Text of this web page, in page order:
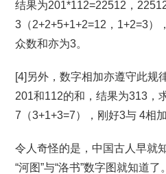
结果为201*112=22512，
3（2+2+5+1+2=12，1+2=3）
众数和亦为3。
[4]另外，数字相加亦遵守此规
201和112的和，结果为313，
7（3+1+3=7），刚好3与 4相
令人奇怪的是，中国古人早就
“河图”与“洛书”数字图就知道了